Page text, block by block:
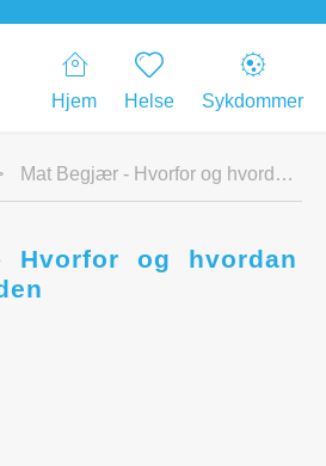
Hjem Helse Sykdommer
Mat Begjær - Hvorfor og hvordan å bekjempe den
og hvordan